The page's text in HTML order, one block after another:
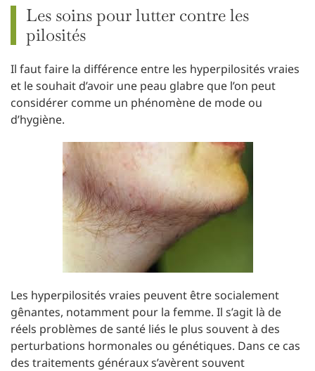
Les soins pour lutter contre les
pilosités
Il faut faire la différence entre les hyperpilosités vraies
et le souhait d’avoir une peau glabre que l’on peut
considérer comme un phénomène de mode ou
d’hygiène.
Les hyperpilosités vraies peuvent être socialement
gênantes, notamment pour la femme. Il s’agit là de
réels problèmes de santé liés le plus souvent à des
perturbations hormonales ou génétiques. Dans ce cas
des traitements généraux s’avèrent souvent